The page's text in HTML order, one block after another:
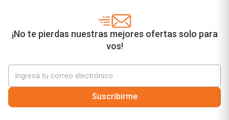
¡No te pierdas nuestras mejores ofertas solo para
vos!
Suscribirme